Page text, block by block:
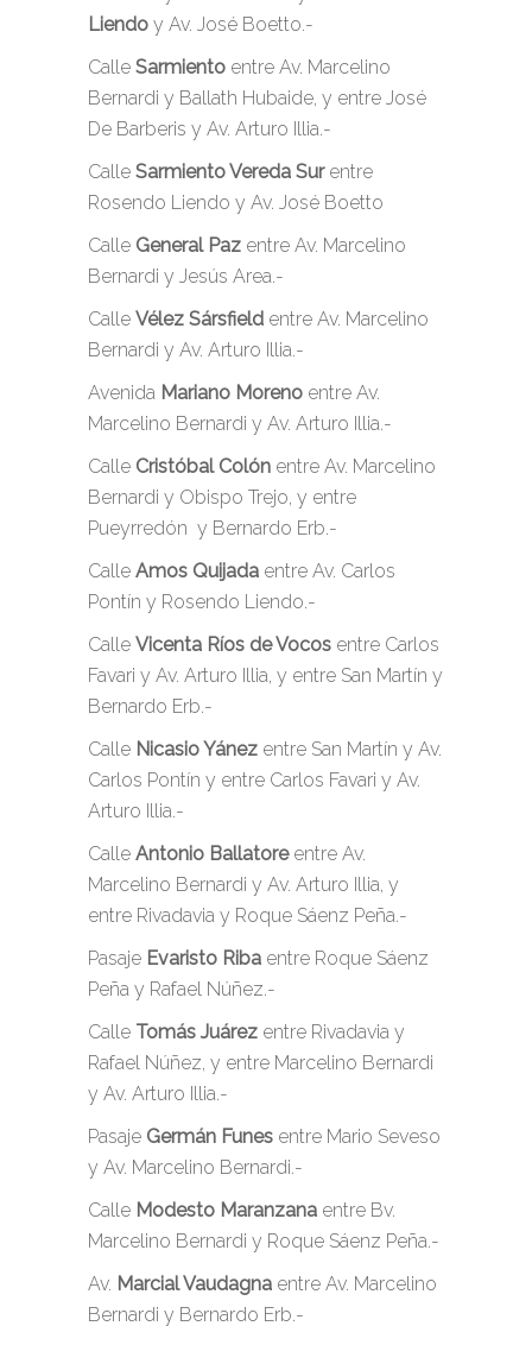
Liendo y Av. José Boetto.-
Calle Sarmiento entre Av. Marcelino
Bernardi y Ballath Hubaide, y entre José
De Barberis y Av. Arturo Illia.-
Calle Sarmiento Vereda Sur entre
Rosendo Liendo y Av. José Boetto
Calle General Paz entre Av. Marcelino
Bernardi y Jesús Area.-
Calle Vélez Sársfield entre Av. Marcelino
Bernardi y Av. Arturo Illia.-
Avenida Mariano Moreno entre Av.
Marcelino Bernardi y Av. Arturo Illia.-
Calle Cristóbal Colón entre Av. Marcelino
Bernardi y Obispo Trejo, y entre
Pueyrredón y Bernardo Erb.-
Calle Amos Quijada entre Av. Carlos
Pontín y Rosendo Liendo.-
Calle Vicenta Ríos de Vocos entre Carlos
Favari y Av. Arturo Illia, y entre San Martín y
Bernardo Erb.-
Calle Nicasio Yánez entre San Martín y Av.
Carlos Pontín y entre Carlos Favari y Av.
Arturo Illia.-
Calle Antonio Ballatore entre Av.
Marcelino Bernardi y Av. Arturo Illia, y
entre Rivadavia y Roque Sáenz Peña.-
Pasaje Evaristo Riba entre Roque Sáenz
Peña y Rafael Núñez.-
Calle Tomás Juárez entre Rivadavia y
Rafael Núñez, y entre Marcelino Bernardi
y Av. Arturo Illia.-
Pasaje Germán Funes entre Mario Seveso
y Av. Marcelino Bernardi.-
Calle Modesto Maranzana entre Bv.
Marcelino Bernardi y Roque Sáenz Peña.-
Av. Marcial Vaudagna entre Av. Marcelino
Bernardi y Bernardo Erb.-